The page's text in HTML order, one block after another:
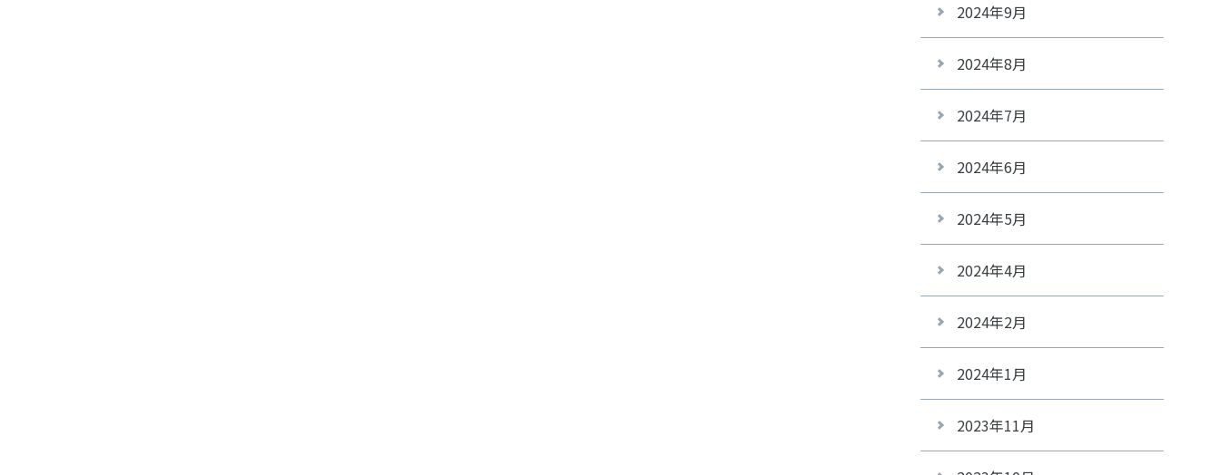
2024年9月
2024年8月
2024年7月
2024年6月
2024年5月
2024年4月
2024年2月
2024年1月
2023年11月